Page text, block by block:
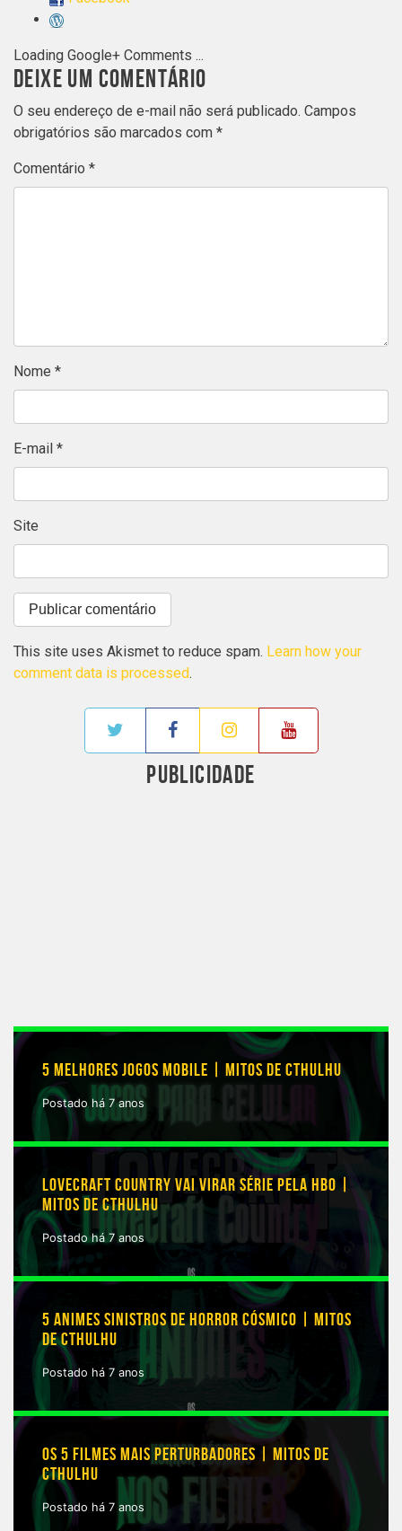
Loading Google+ Comments ...
DEIXE UM COMENTÁRIO
O seu endereço de e-mail não será publicado. Campos
obrigatórios são marcados com *
Comentário *
Nome *
E-mail *
Site
This site uses Akismet to reduce spam. Learn how your
comment data is processed.
PUBLICIDADE
5 MELHORES JOGOS MOBILE | MITOS DE CTHULHU
Postado há 7 anos
LOVECRAFT COUNTRY VAI VIRAR SÉRIE PELA HBO |
MITOS DE CTHULHU
Postado há 7 anos
5 ANIMES SINISTROS DE HORROR CÓSMICO | MITOS
DE CTHULHU
Postado há 7 anos
OS 5 FILMES MAIS PERTURBADORES | MITOS DE
CTHULHU
Postado há 7 anos